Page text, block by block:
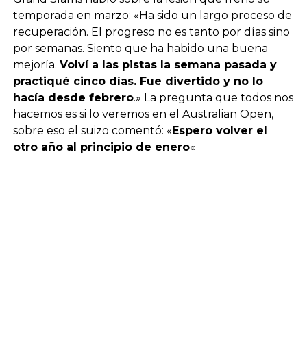
temporada en marzo: «Ha sido un largo proceso de
recuperación. El progreso no es tanto por días sino
por semanas. Siento que ha habido una buena
mejoría. Volví a las pistas la semana pasada y
practiqué cinco días. Fue divertido y no lo
hacía desde febrero.» La pregunta que todos nos
hacemos es si lo veremos en el Australian Open,
sobre eso el suizo comentó: «Espero volver el
otro año al principio de enero«